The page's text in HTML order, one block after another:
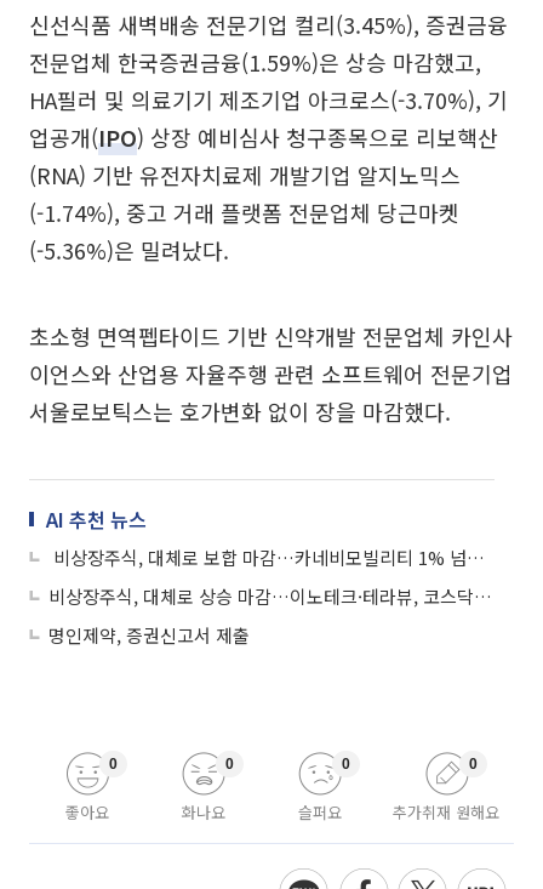
신선식품 새벽배송 전문기업 컬리(3.45%), 증권금융
전문업체 한국증권금융(1.59%)은 상승 마감했고,
HA필러 및 의료기기 제조기업 아크로스(-3.70%), 기
업공개(IPO) 상장 예비심사 청구종목으로 리보핵산
(RNA) 기반 유전자치료제 개발기업 알지노믹스
(-1.74%), 중고 거래 플랫폼 전문업체 당근마켓
(-5.36%)은 밀려났다.
초소형 면역펩타이드 기반 신약개발 전문업체 카인사
이언스와 산업용 자율주행 관련 소프트웨어 전문기업
서울로보틱스는 호가변화 없이 장을 마감했다.
AI 추천 뉴스
비상장주식, 대체로 보합 마감…카네비모빌리티 1% 넘게 하락
비상장주식, 대체로 상승 마감…이노테크·테라뷰, 코스닥 상장 예심 승인
명인제약, 증권신고서 제출
좋아요
0
화나요
0
슬퍼요
0
추가취재 원해요
0